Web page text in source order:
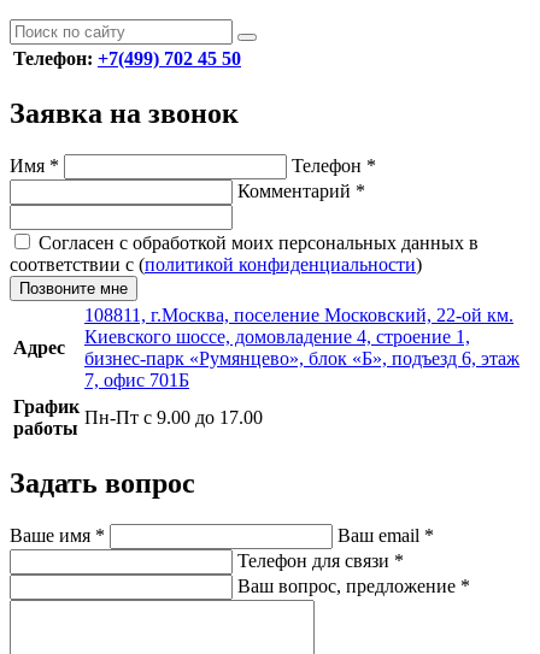
Телефон: +7(499) 702 45 50
Заявка на звонок
Имя * Телефон *
Комментарий *
Согласен с обработкой моих персональных данных в
соответствии с (политикой конфиденциальности)
Позвоните мне
Адрес
108811, г.Москва, поселение Московский, 22-ой км.
Киевского шоссе, домовладение 4, строение 1,
бизнес-парк «Румянцево», блок «Б», подъезд 6, этаж
7, офис 701Б
График
работы
Пн-Пт с 9.00 до 17.00
Задать вопрос
Ваше имя * Ваш email *
Телефон для связи *
Ваш вопрос, предложение *